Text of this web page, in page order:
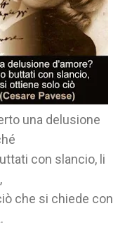
una delusione
con slancio, li
che si chiede con